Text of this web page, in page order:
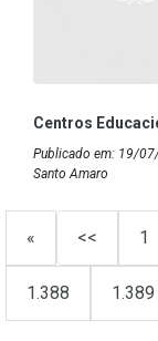
Centros
Publicado em: 19/
Santo Amaro
« << 1
1.388 1.389